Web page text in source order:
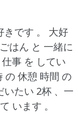
です 。
大好
はん と 一緒に
事 を してい
の 休憩 時間 の
いたい 2杯 、一
います 。